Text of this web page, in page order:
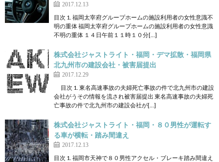
2017.12.13
目次 1. 福岡太宰府グループホームの施設利用者の女性意識不
明の重体 福岡太宰府グループホームの施設利用者の女性意識
不明の重体 １４日午前１１時１０分[…]
株式会社ジャストライト・福岡・デマ拡散・福岡県
北九州市の建設会社・被害届提出
2017.12.29
目次 1. 東名高速事故の夫婦死亡事故の件で北九州市の建設
会社がうその情報を流され被害届提出 東名高速事故の夫婦死
亡事故の件で北九州市の建設会社が[…]
株式会社ジャストライト・福岡・８０男性が運転す
る車が横転・踏み間違え
2017.12.13
目次 1. 福岡市天神で８０男性アクセル・ブレーキ踏み間違え